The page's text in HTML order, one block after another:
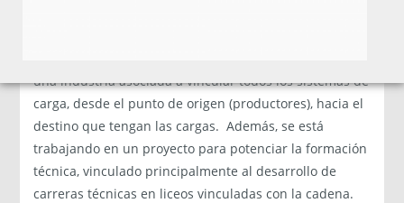
una industria asociada a vincular todos los sistemas de
carga, desde el punto de origen (productores), hacia el
destino que tengan las cargas. Además, se está
trabajando en un proyecto para potenciar la formación
técnica, vinculado principalmente al desarrollo de
carreras técnicas en liceos vinculadas con la cadena.